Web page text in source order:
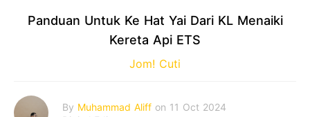
Panduan Untuk Ke Hat Yai Dari KL Menaiki
Kereta Api ETS
Jom! Cuti
By Muhammad Aliff on 11 Oct 2024